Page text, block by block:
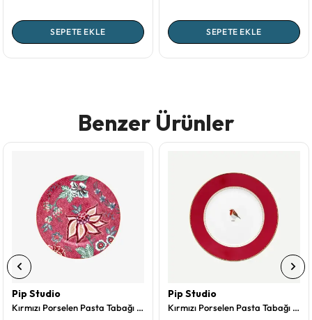
SEPETE EKLE SEPETE EKLE
Benzer Ürünler
Pip Studio
Kırmızı Porselen Pasta Tabağı 17 Cm Flower Festival Collection by Pip Studio
Pip Studio
Kırmızı Porselen Pasta Tabağı 17 Cm Love Birds Collection by Pip Studio